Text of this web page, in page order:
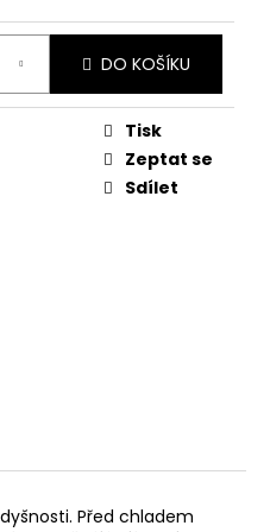
DO KOŠÍKU
Tisk
Zeptat se
Sdílet
Před chladem